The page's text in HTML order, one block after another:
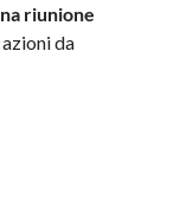
riunione
da